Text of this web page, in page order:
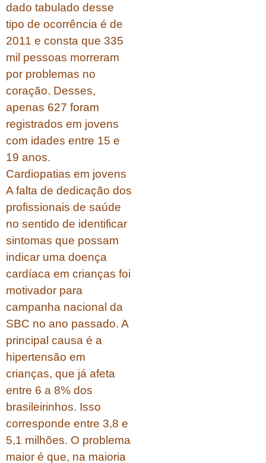
dado tabulado desse
tipo de ocorrência é de
2011 e consta que 335
mil pessoas morreram
por problemas no
coração. Desses,
apenas 627 foram
registrados em jovens
com idades entre 15 e
19 anos.
Cardiopatias em jovens
A falta de dedicação dos
profissionais de saúde
no sentido de identificar
sintomas que possam
indicar uma doença
cardíaca em crianças foi
motivador para
campanha nacional da
SBC no ano passado. A
principal causa é a
hipertensão em
crianças, que já afeta
entre 6 a 8% dos
brasileirinhos. Isso
corresponde entre 3,8 e
5,1 milhões. O problema
maior é que, na maioria